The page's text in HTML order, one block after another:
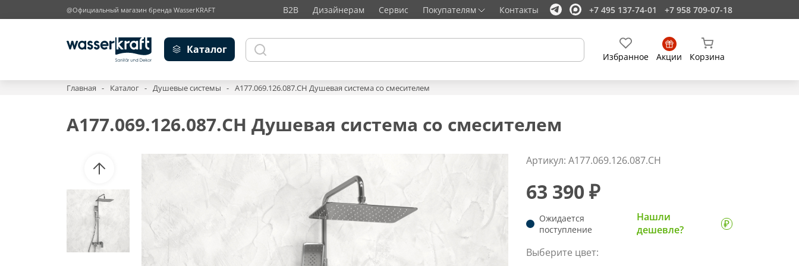
@Официальный магазин бренда WasserKRAFT B2B Дизайнерам Сервис Покупателям Контакты +7 495 137-74-01 +7 958 709-07-18
Каталог
Избранное Акции Корзина
Главная Каталог Душевые системы A177.069.126.087.CH Душевая система со смесителем
A177.069.126.087.CH Душевая система со смесителем
Артикул: A177.069.126.087.CH
63 390 ₽
Ожидается
поступление
Нашли
дешевле?
Выберите цвет: